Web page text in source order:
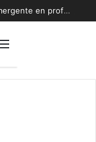
Detección de un fenómeno sísmico emergente en profundidad con riesgos diferentes a los conocidos paraliza Andes Norte